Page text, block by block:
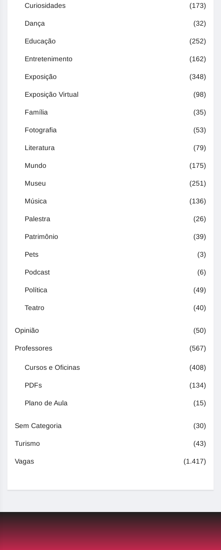
Curiosidades (173)
Dança (32)
Educação (252)
Entretenimento (162)
Exposição (348)
Exposição Virtual (98)
Família (35)
Fotografia (53)
Literatura (79)
Mundo (175)
Museu (251)
Música (136)
Palestra (26)
Patrimônio (39)
Pets (3)
Podcast (6)
Política (49)
Teatro (40)
Opinião (50)
Professores (567)
Cursos e Oficinas (408)
PDFs (134)
Plano de Aula (15)
Sem Categoria (30)
Turismo (43)
Vagas (1.417)